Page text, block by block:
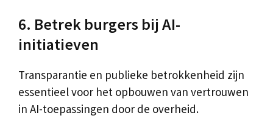
6. Betrek burgers bij AI-
initiatieven
Transparantie en publieke betrokkenheid zijn
essentieel voor het opbouwen van vertrouwen
in AI-toepassingen door de overheid.